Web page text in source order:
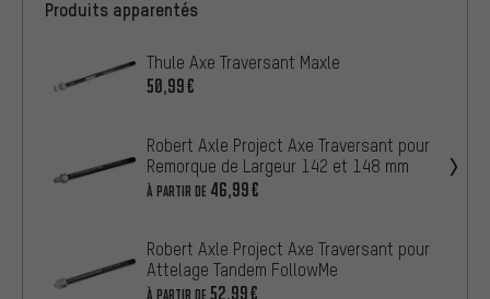
Produits apparentés
Thule Axe Traversant Maxle
50,99€
Robert Axle Project Axe Traversant pour
Remorque de Largeur 142 et 148 mm
À PARTIR DE 46,99€
Robert Axle Project Axe Traversant pour
Attelage Tandem FollowMe
52,99€